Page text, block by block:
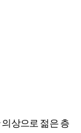
상으로 젊은 층